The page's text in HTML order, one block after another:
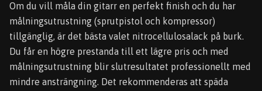
Om du vill måla din gitarr en perfekt finish och du har
målningsutrustning (sprutpistol och kompressor)
tillgänglig, är det bästa valet nitrocellulosalack på burk.
Du får en högre prestanda till ett lägre pris och med
målningsutrustning blir slutresultatet professionellt med
mindre ansträngning. Det rekommenderas att späda